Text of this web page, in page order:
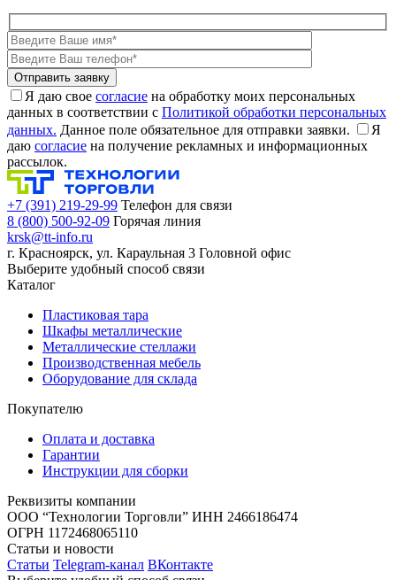
Я даю свое согласие на обработку моих персональных
данных в соответствии с Политикой обработки персональных
данных. Данное поле обязательное для отправки заявки.
Я
даю согласие на получение рекламных и информационных
рассылок.
+7 (391) 219-29-99 Телефон для связи
8 (800) 500-92-09 Горячая линия
krsk@tt-info.ru
г. Красноярск, ул. Караульная 3 Головной офис
Выберите удобный способ связи
Каталог
Пластиковая тара
Шкафы металлические
Металлические стеллажи
Производственная мебель
Оборудование для склада
Покупателю
Оплата и доставка
Гарантии
Инструкции для сборки
Реквизиты компании
ООО “Технологии Торговли” ИНН 2466186474
ОГРН 1172468065110
Статьи и новости
Статьи Telegram-канал ВКонтакте